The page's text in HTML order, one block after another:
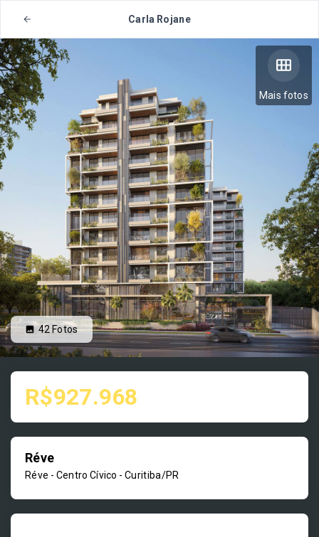
Carla Rojane
Mais fotos
42 Fotos
R$927.968
Réve
Réve - Centro Cívico - Curitiba/PR